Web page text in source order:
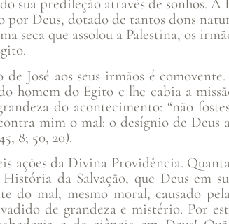
sua predileção através de sonhos.
por Deus, dotado de tantos dons
seca que assolou a Palestina, os
José aos seus irmãos é
homem do Egito e lhe cabia a
do acontecimento: “não
mim o mal: o desígnio de
8; 50, 20).
ações da Divina Providência.
da Salvação, que Deus em
do mal, mesmo moral, causado
de grandeza e mistério. Por